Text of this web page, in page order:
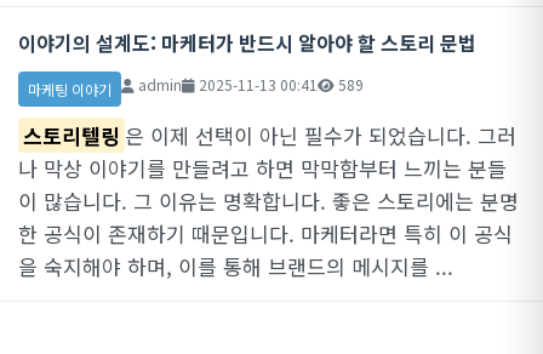
이야기의 설계도: 마케터가 반드시 알아야 할 스토리 문법
마케팅 이야기 admin 2025-11-13 00:41 589
스토리텔링 은 이제 선택이 아닌 필수가 되었습니다. 그러
나 막상 이야기를 만들려고 하면 막막함부터 느끼는 분들
이 많습니다. 그 이유는 명확합니다. 좋은 스토리에는 분명
한 공식이 존재하기 때문입니다. 마케터라면 특히 이 공식
을 숙지해야 하며, 이를 통해 브랜드의 메시지를 ...